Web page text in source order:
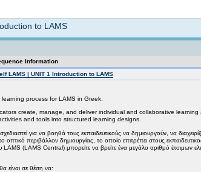
to LAMS
Information
LAMS | UNIT 1 Introduction to LAMS
process for LAMS in Greek.
create, manage, and deliver individual and collaborative
and tools into structured learning designs.
για να βοηθά τους εκπαιδευτικούς να δημιουργούν, να
οπτικό περιβάλλον δημιουργίας, το οποίο επιτρέπει στους
LAMS (LAMS Central) μπορείτε να βρείτε ένα μεγάλο αριθμό
είναι σε θέση να: